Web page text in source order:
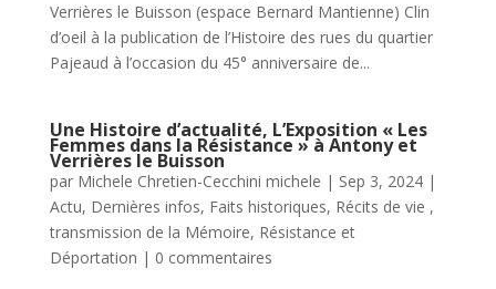
Verrières le Buisson (espace Bernard Mantienne) Clin
d’oeil à la publication de l’Histoire des rues du quartier
Pajeaud à l’occasion du 45° anniversaire de...
Une Histoire d’actualité, L’Exposition « Les
Femmes dans la Résistance » à Antony et
Verrières le Buisson
par Michele Chretien-Cecchini michele | Sep 3, 2024|
Actu, Dernières infos, Faits historiques, Récits de vie ,
transmission de la Mémoire, Résistance et
Déportation | 0 commentaires